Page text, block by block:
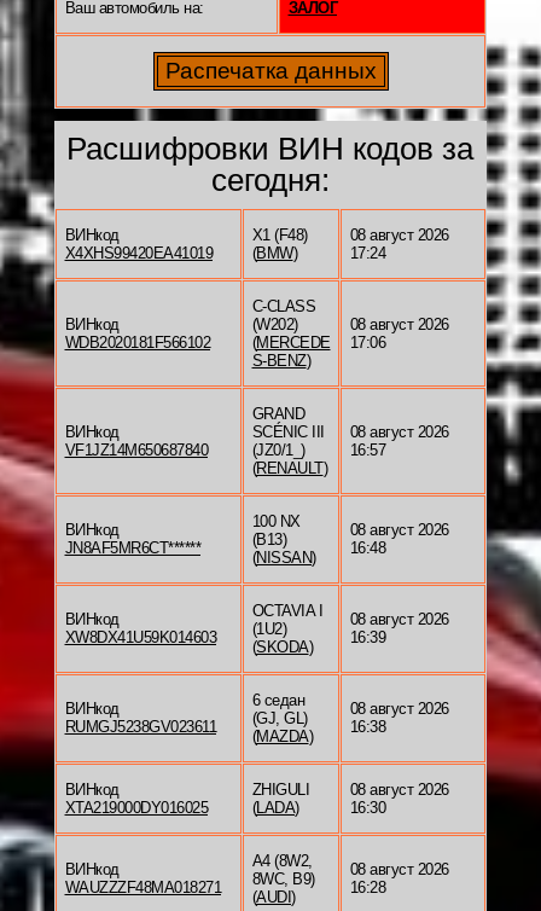
Ваш автомобиль на: ЗАЛОГ
Расшифровки ВИН кодов за
сегодня:
ВИНкод
X4XHS99420EA41019
X1 (F48)
(BMW)
08 август 2026
17:24
ВИНкод
WDB2020181F566102
C-CLASS
(W202)
(MERCEDE
S-BENZ)
08 август 2026
17:06
ВИНкод
VF1JZ14M650687840
GRAND
SCÉNIC III
(JZ0/1_)
(RENAULT)
08 август 2026
16:57
ВИНкод
JN8AF5MR6CT******
100 NX
(B13)
(NISSAN)
08 август 2026
16:48
ВИНкод
XW8DX41U59K014603
OCTAVIA I
(1U2)
(SKODA)
08 август 2026
16:39
ВИНкод
RUMGJ5238GV023611
6 седан
(GJ, GL)
(MAZDA)
08 август 2026
16:38
ВИНкод
XTA219000DY016025
ZHIGULI
(LADA)
08 август 2026
16:30
ВИНкод
WAUZZZF48MA018271
A4 (8W2,
8WC, B9)
(AUDI )
08 август 2026
16:28